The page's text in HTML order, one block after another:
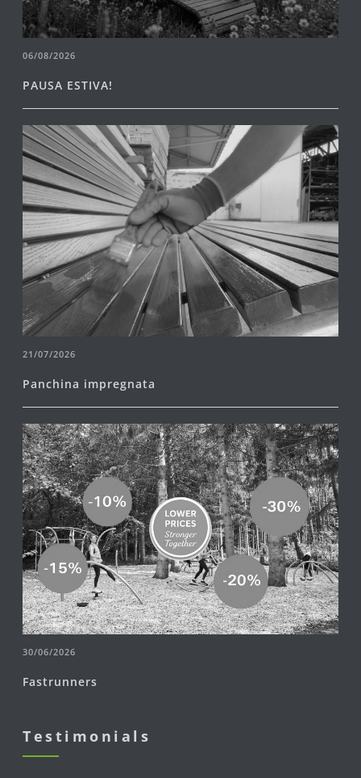
06/08/2026
PAUSA ESTIVA!
21/07/2026
Panchina impregnata
30/06/2026
Fastrunners
Testimonials